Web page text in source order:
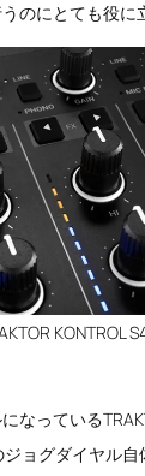
のにとても役に
KONTROL
なっている
ョグダイヤル自